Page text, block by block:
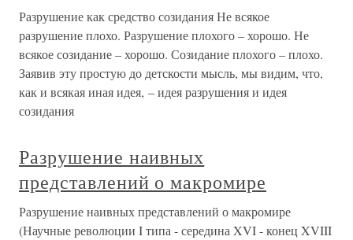
Разрушение как средство созидания Не всякое
разрушение плохо. Разрушение плохого – хорошо. Не
всякое созидание – хорошо. Созидание плохого – плохо.
Заявив эту простую до детскости мысль, мы видим, что,
как и всякая иная идея, – идея разрушения и идея
созидания
Разрушение наивных
представлений о макромире
Разрушение наивных представлений о макромире
(Научные революции I типа - середина XVI - конец XVIII